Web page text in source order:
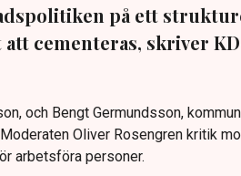
på ett
cementeras, skriver
och Bengt Germundsson,
Oliver Rosengren kritik
arbetsföra personer.